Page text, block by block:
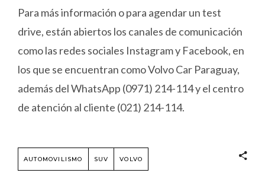
Para más información o para agendar un test
drive, están abiertos los canales de comunicación
como las redes sociales Instagram y Facebook, en
los que se encuentran como Volvo Car Paraguay,
además del WhatsApp (0971) 214-114 y el centro
de atención al cliente (021) 214-114.
AUTOMOVILISMO SUV VOLVO